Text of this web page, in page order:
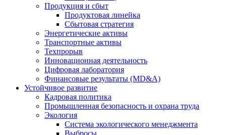
Продукция и сбыт
Продуктовая линейка
Сбытовая стратегия
Энергетические активы
Транспортные активы
Техпрорыв
Инновационная деятельность
Цифровая лаборатория
Финансовые результаты (MD&A)
Устойчивое развитие
Кадровая политика
Промышленная безопасность и охрана труда
Экология
Система экологического менеджмента
Выбросы